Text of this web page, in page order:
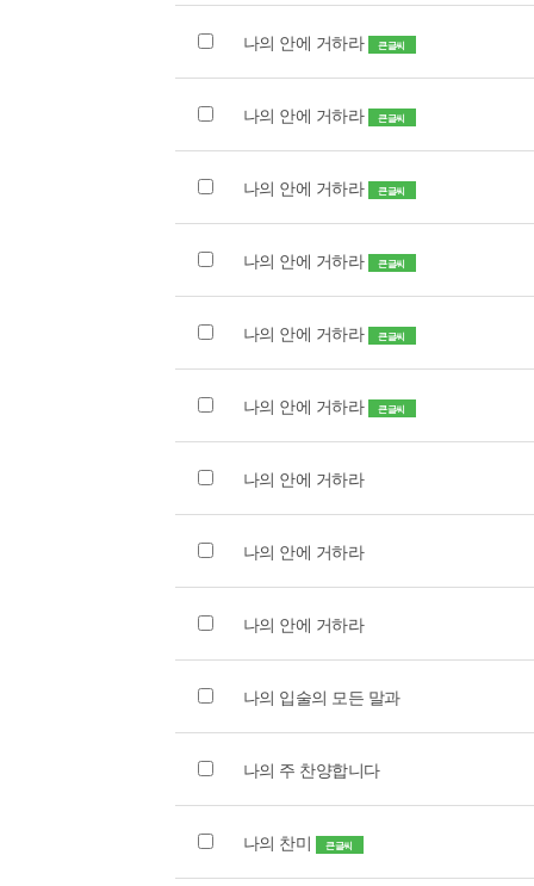
나의 안에 거하라 큰글씨
나의 안에 거하라 큰글씨
나의 안에 거하라 큰글씨
나의 안에 거하라 큰글씨
나의 안에 거하라 큰글씨
나의 안에 거하라 큰글씨
나의 안에 거하라
나의 안에 거하라
나의 안에 거하라
나의 입술의 모든 말과
나의 주 찬양합니다
나의 찬미 큰글씨